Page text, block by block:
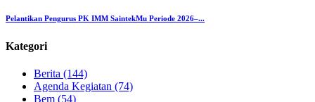
Pelantikan Pengurus PK IMM SaintekMu Periode 2026–...
Kategori
Berita (144)
Agenda Kegiatan (74)
Bem (54)